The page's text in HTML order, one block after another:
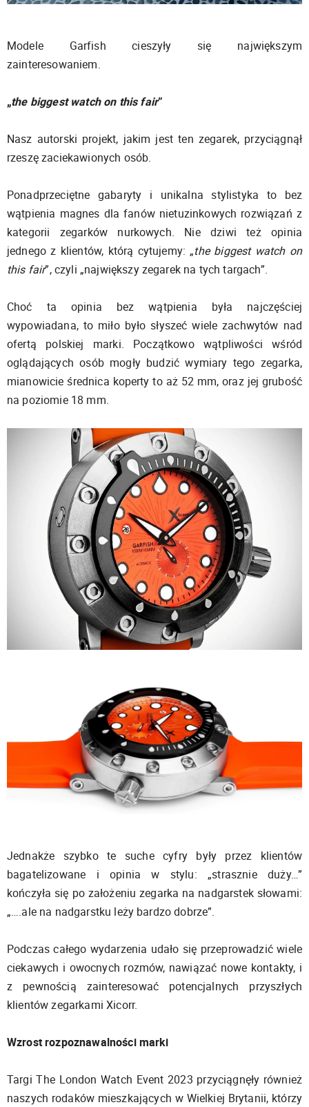
Modele Garfish cieszyły się największym
zainteresowaniem.
„the biggest watch on this fair”
Nasz autorski projekt, jakim jest ten zegarek, przyciągnął
rzeszę zaciekawionych osób.
Ponadprzeciętne gabaryty i unikalna stylistyka to bez
wątpienia magnes dla fanów nietuzinkowych rozwiązań z
kategorii zegarków nurkowych. Nie dziwi też opinia
jednego z klientów, którą cytujemy: „the biggest watch on
this fair”, czyli „największy zegarek na tych targach”.
Choć ta opinia bez wątpienia była najczęściej
wypowiadana, to miło było słyszeć wiele zachwytów nad
ofertą polskiej marki. Początkowo wątpliwości wśród
oglądających osób mogły budzić wymiary tego zegarka,
mianowicie średnica koperty to aż 52 mm, oraz jej grubość
na poziomie 18 mm.
Jednakże szybko te suche cyfry były przez klientów
bagatelizowane i opinia w stylu: „strasznie duży…”
kończyła się po założeniu zegarka na nadgarstek słowami:
„….ale na nadgarstku leży bardzo dobrze”.
Podczas całego wydarzenia udało się przeprowadzić wiele
ciekawych i owocnych rozmów, nawiązać nowe kontakty, i
z pewnością zainteresować potencjalnych przyszłych
klientów zegarkami Xicorr.
Wzrost rozpoznawalności marki
Targi The London Watch Event 2023 przyciągnęły również
naszych rodaków mieszkających w Wielkiej Brytanii, którzy